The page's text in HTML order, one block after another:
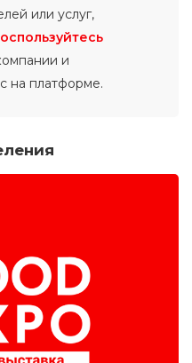
или услуг,
и
на платформе.